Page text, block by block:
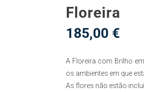
Floreira
185,00 €
A Floreira com Brilho
os ambientes em que
As flores não estão